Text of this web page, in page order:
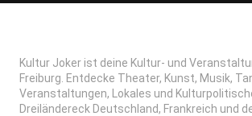
Kultur Joker ist deine Kultur- und
Freiburg. Entdecke Theater, Kunst, Musik,
Veranstaltungen, Lokales und
Dreiländereck Deutschland, Frankreich und